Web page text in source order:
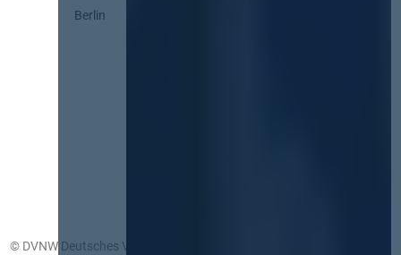
Berlin
© DVNW Deutsches Vergabenetzwerk GmbH